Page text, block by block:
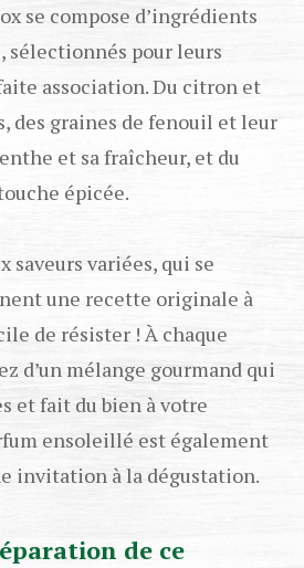
se compose d’ingrédients
sélectionnés pour leurs
association. Du citron et
des graines de fenouil et leur
et sa fraîcheur, et du
épicée.
saveurs variées, qui se
une recette originale à
de résister ! À chaque
d’un mélange gourmand qui
et fait du bien à votre
ensoleillé est également
invitation à la dégustation.
de ce